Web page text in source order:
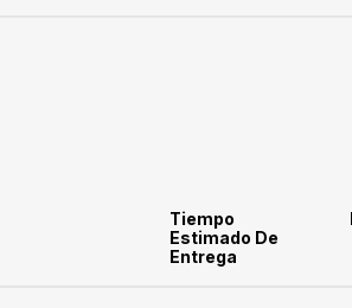
Tiempo
Estimado De
Entrega